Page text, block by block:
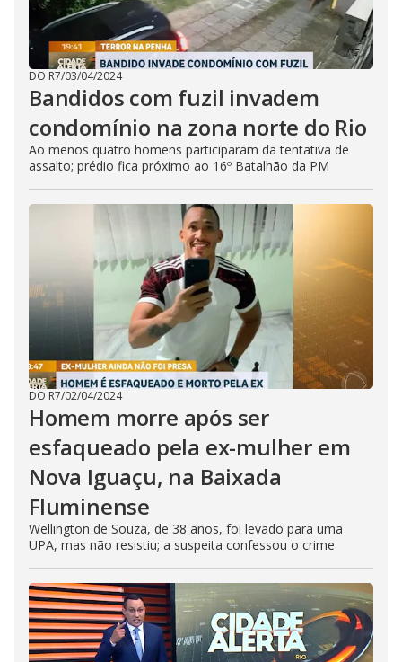
DO R7/03/04/2024
Bandidos com fuzil invadem
condomínio na zona norte do Rio
Ao menos quatro homens participaram da tentativa de
assalto; prédio fica próximo ao 16º Batalhão da PM
DO R7/02/04/2024
Homem morre após ser
esfaqueado pela ex-mulher em
Nova Iguaçu, na Baixada
Fluminense
Wellington de Souza, de 38 anos, foi levado para uma
UPA, mas não resistiu; a suspeita confessou o crime